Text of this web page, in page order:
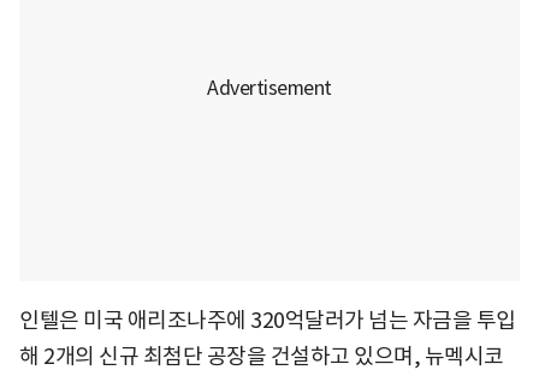
인텔은 미국 애리조나주에 320억달러가 넘는 자금을 투입
해 2개의 신규 최첨단 공장을 건설하고 있으며, 뉴멕시코